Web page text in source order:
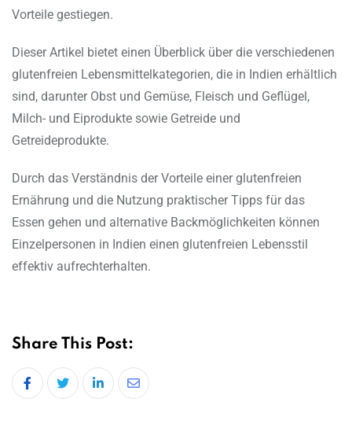
Vorteile gestiegen.
Dieser Artikel bietet einen Überblick über die verschiedenen
glutenfreien Lebensmittelkategorien, die in Indien erhältlich
sind, darunter Obst und Gemüse, Fleisch und Geflügel,
Milch- und Eiprodukte sowie Getreide und
Getreideprodukte.
Durch das Verständnis der Vorteile einer glutenfreien
Ernährung und die Nutzung praktischer Tipps für das
Essen gehen und alternative Backmöglichkeiten können
Einzelpersonen in Indien einen glutenfreien Lebensstil
effektiv aufrechterhalten.
Share This Post:
LinkedInShare